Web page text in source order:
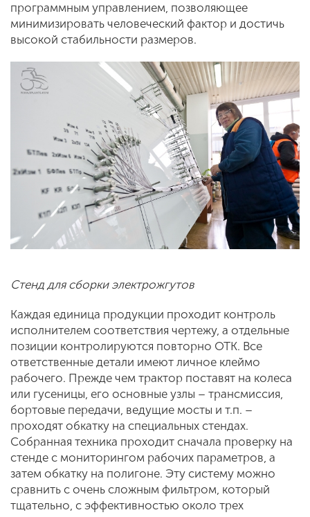
программным управлением, позволяющее
минимизировать человеческий фактор и достичь
высокой стабильности размеров.
Стенд для сборки электрожгутов
Каждая единица продукции проходит контроль
исполнителем соответствия чертежу, а отдельные
позиции контролируются повторно ОТК. Все
ответственные детали имеют личное клеймо
рабочего. Прежде чем трактор поставят на колеса
или гусеницы, его основные узлы – трансмиссия,
бортовые передачи, ведущие мосты и т.п. –
проходят обкатку на специальных стендах.
Собранная техника проходит сначала проверку на
стенде с мониторингом рабочих параметров, а
затем обкатку на полигоне. Эту систему можно
сравнить с очень сложным фильтром, который
тщательно, с эффективностью около трех